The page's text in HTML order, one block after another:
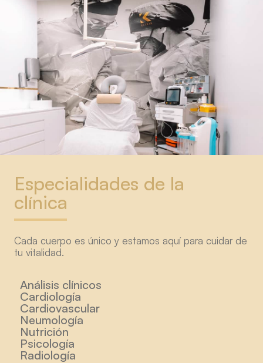
Especialidades de la
clínica
Cada cuerpo es único y estamos aquí para cuidar de
tu vitalidad.
Análisis clínicos
Cardiología
Cardiovascular
Neumología
Nutrición
Psicología
Radiología